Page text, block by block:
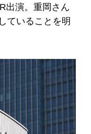
出演。重岡さん
ていることを明